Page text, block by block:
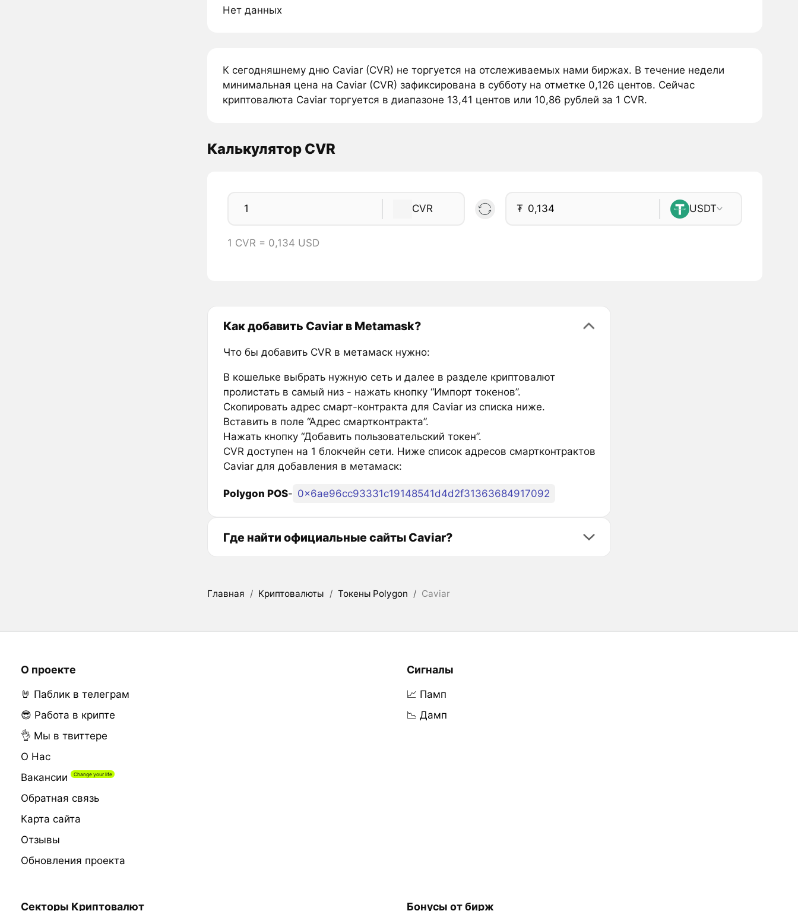
Нет данных
К сегодняшнему дню Caviar (CVR) не торгуется на отслеживаемых нами биржах. В течение недели
минимальная цена на Caviar (CVR) зафиксирована в субботу на отметке 0,126 центов. Сейчас
криптовалюта Caviar торгуется в диапазоне 13,41 центов или 10,86 рублей за 1 CVR.
Калькулятор CVR
CVR ₮ USDT
1 CVR = 0,134 USD
Как добавить Caviar в Metamask?
Что бы добавить CVR в метамаск нужно:
В кошельке выбрать нужную сеть и далее в разделе криптовалют
пролистать в самый низ - нажать кнопку “Импорт токенов”.
Скопировать адрес смарт-контракта для Caviar из списка ниже.
Вставить в поле “Адрес смартконтракта”.
Нажать кнопку “Добавить пользовательский токен”.
CVR доступен на 1 блокчейн сети. Ниже список адресов смартконтрактов
Caviar для добавления в метамаск:
Polygon POS- 0x6ae96cc93331c19148541d4d2f31363684917092
Где найти официальные сайты Caviar?
Главная / Криптовалюты / Токены Polygon / Caviar
О проекте
🤘 Паблик в телеграм
😎 Работа в крипте
👌 Мы в твиттере
О Нас
Вакансии
Обратная связь
Карта сайта
Отзывы
Обновления проекта
Сигналы
📈 Памп
📉 Дамп
Секторы Криптовалют Бонусы от бирж